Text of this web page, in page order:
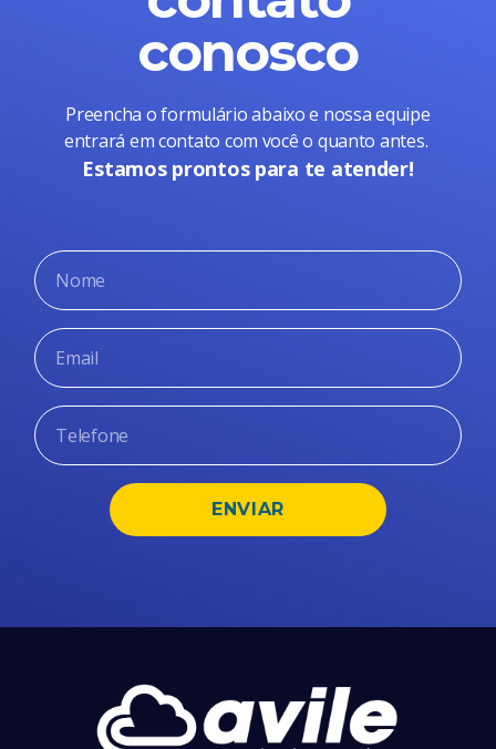
conosco
Preencha o formulário abaixo e nossa equipe
entrará em contato com você o quanto antes.
Estamos prontos para te atender!
ENVIAR